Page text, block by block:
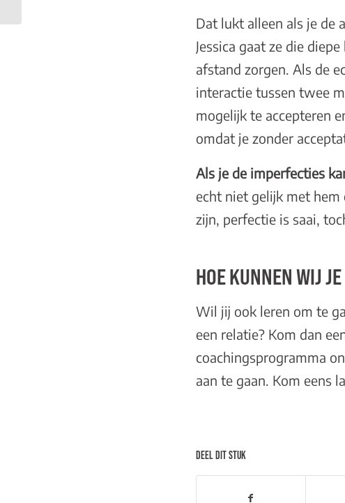
Dat lukt alleen als je de
Jessica gaat ze die
afstand zorgen. Als de
interactie tussen twee
mogelijk te accepteren
omdat je zonder
Als je de imperfecties
echt niet gelijk met
zijn, perfectie is saai,
HOE KUNNEN WIJ
Wil jij ook leren om te
een relatie? Kom dan
coachingsprogramma
aan te gaan. Kom eens
DEEL DIT STUK